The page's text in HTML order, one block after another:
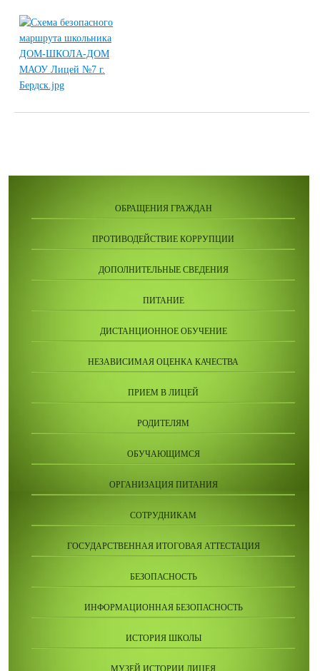
ОБРАЩЕНИЯ ГРАЖДАН
ПРОТИВОДЕЙСТВИЕ КОРРУПЦИИ
ДОПОЛНИТЕЛЬНЫЕ СВЕДЕНИЯ
ПИТАНИЕ
ДИСТАНЦИОННОЕ ОБУЧЕНИЕ
НЕЗАВИСИМАЯ ОЦЕНКА КАЧЕСТВА
ПРИЕМ В ЛИЦЕЙ
РОДИТЕЛЯМ
ОБУЧАЮЩИМСЯ
ОРГАНИЗАЦИЯ ПИТАНИЯ
СОТРУДНИКАМ
ГОСУДАРСТВЕННАЯ ИТОГОВАЯ АТТЕСТАЦИЯ
БЕЗОПАСНОСТЬ
ИНФОРМАЦИОННАЯ БЕЗОПАСНОСТЬ
ИСТОРИЯ ШКОЛЫ
МУЗЕЙ ИСТОРИИ ЛИЦЕЯ